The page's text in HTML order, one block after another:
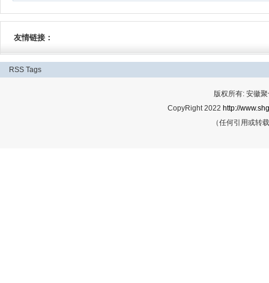
友情链接：
RSS Tags
版权所有: 安徽
CopyRight 2022 http://
（任何引用或转